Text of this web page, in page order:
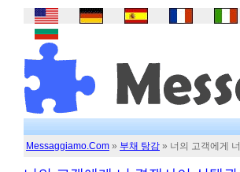
Messaggiamo.Com » 부채 탕감 » 너의 고객에게